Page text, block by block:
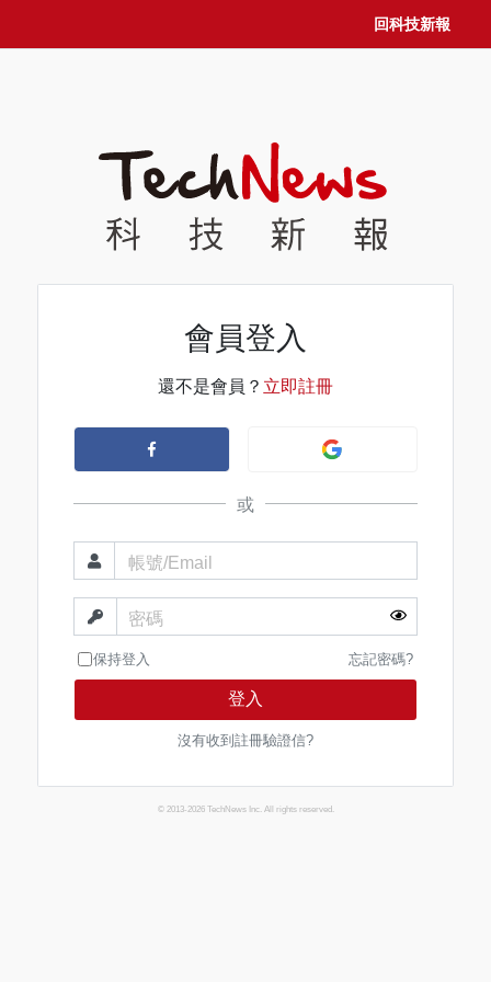
回科技新報
會員登入
還不是會員？ 立即註冊
或
帳號/Email
密碼
保持登入 忘記密碼?
登入
沒有收到註冊驗證信?
© 2013-2026 TechNews Inc. All rights reserved.